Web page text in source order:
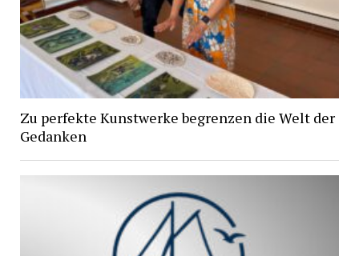
Zu perfekte Kunstwerke begrenzen die Welt der
Gedanken